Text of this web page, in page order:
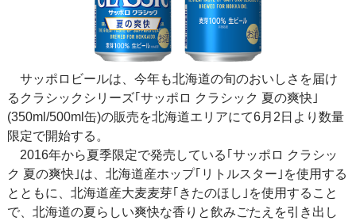
サッポロビールは、今年も北海道の旬のおいしさを届け
るクラシックシリーズ｢サッポロ クラシック 夏の爽快｣
(350ml/500ml缶)の販売を北海道エリアにて6月2日より数量
限定で開始する。
2016年から夏季限定で発売している｢サッポロ クラシッ
ク 夏の爽快｣は、北海道産ホップ｢リトルスター｣を使用する
とともに、北海道産大麦麦芽｢きたのほし｣を使用すること
で、北海道の夏らしい爽快な香りと飲みごたえを引き出し